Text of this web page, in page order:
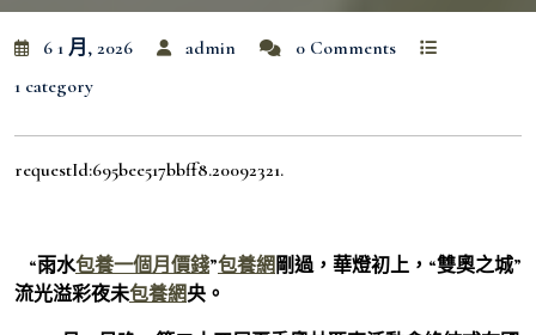
6 1 月, 2026 admin
0 Comments
1 category
requestId:695bee517bbff8.20092321.
“雨水包養一個月價錢”包養網 剛過，華燈初上，“雙奧之城”
流光溢彩夜未包養網央。